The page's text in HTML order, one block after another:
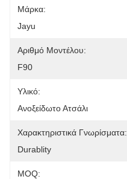
Μάρκα:
Jayu
Αριθμό Μοντέλου:
F90
Υλικό:
Ανοξείδωτο Ατσάλι
Χαρακτηριστικά Γνωρίσματα:
Durablity
MOQ: